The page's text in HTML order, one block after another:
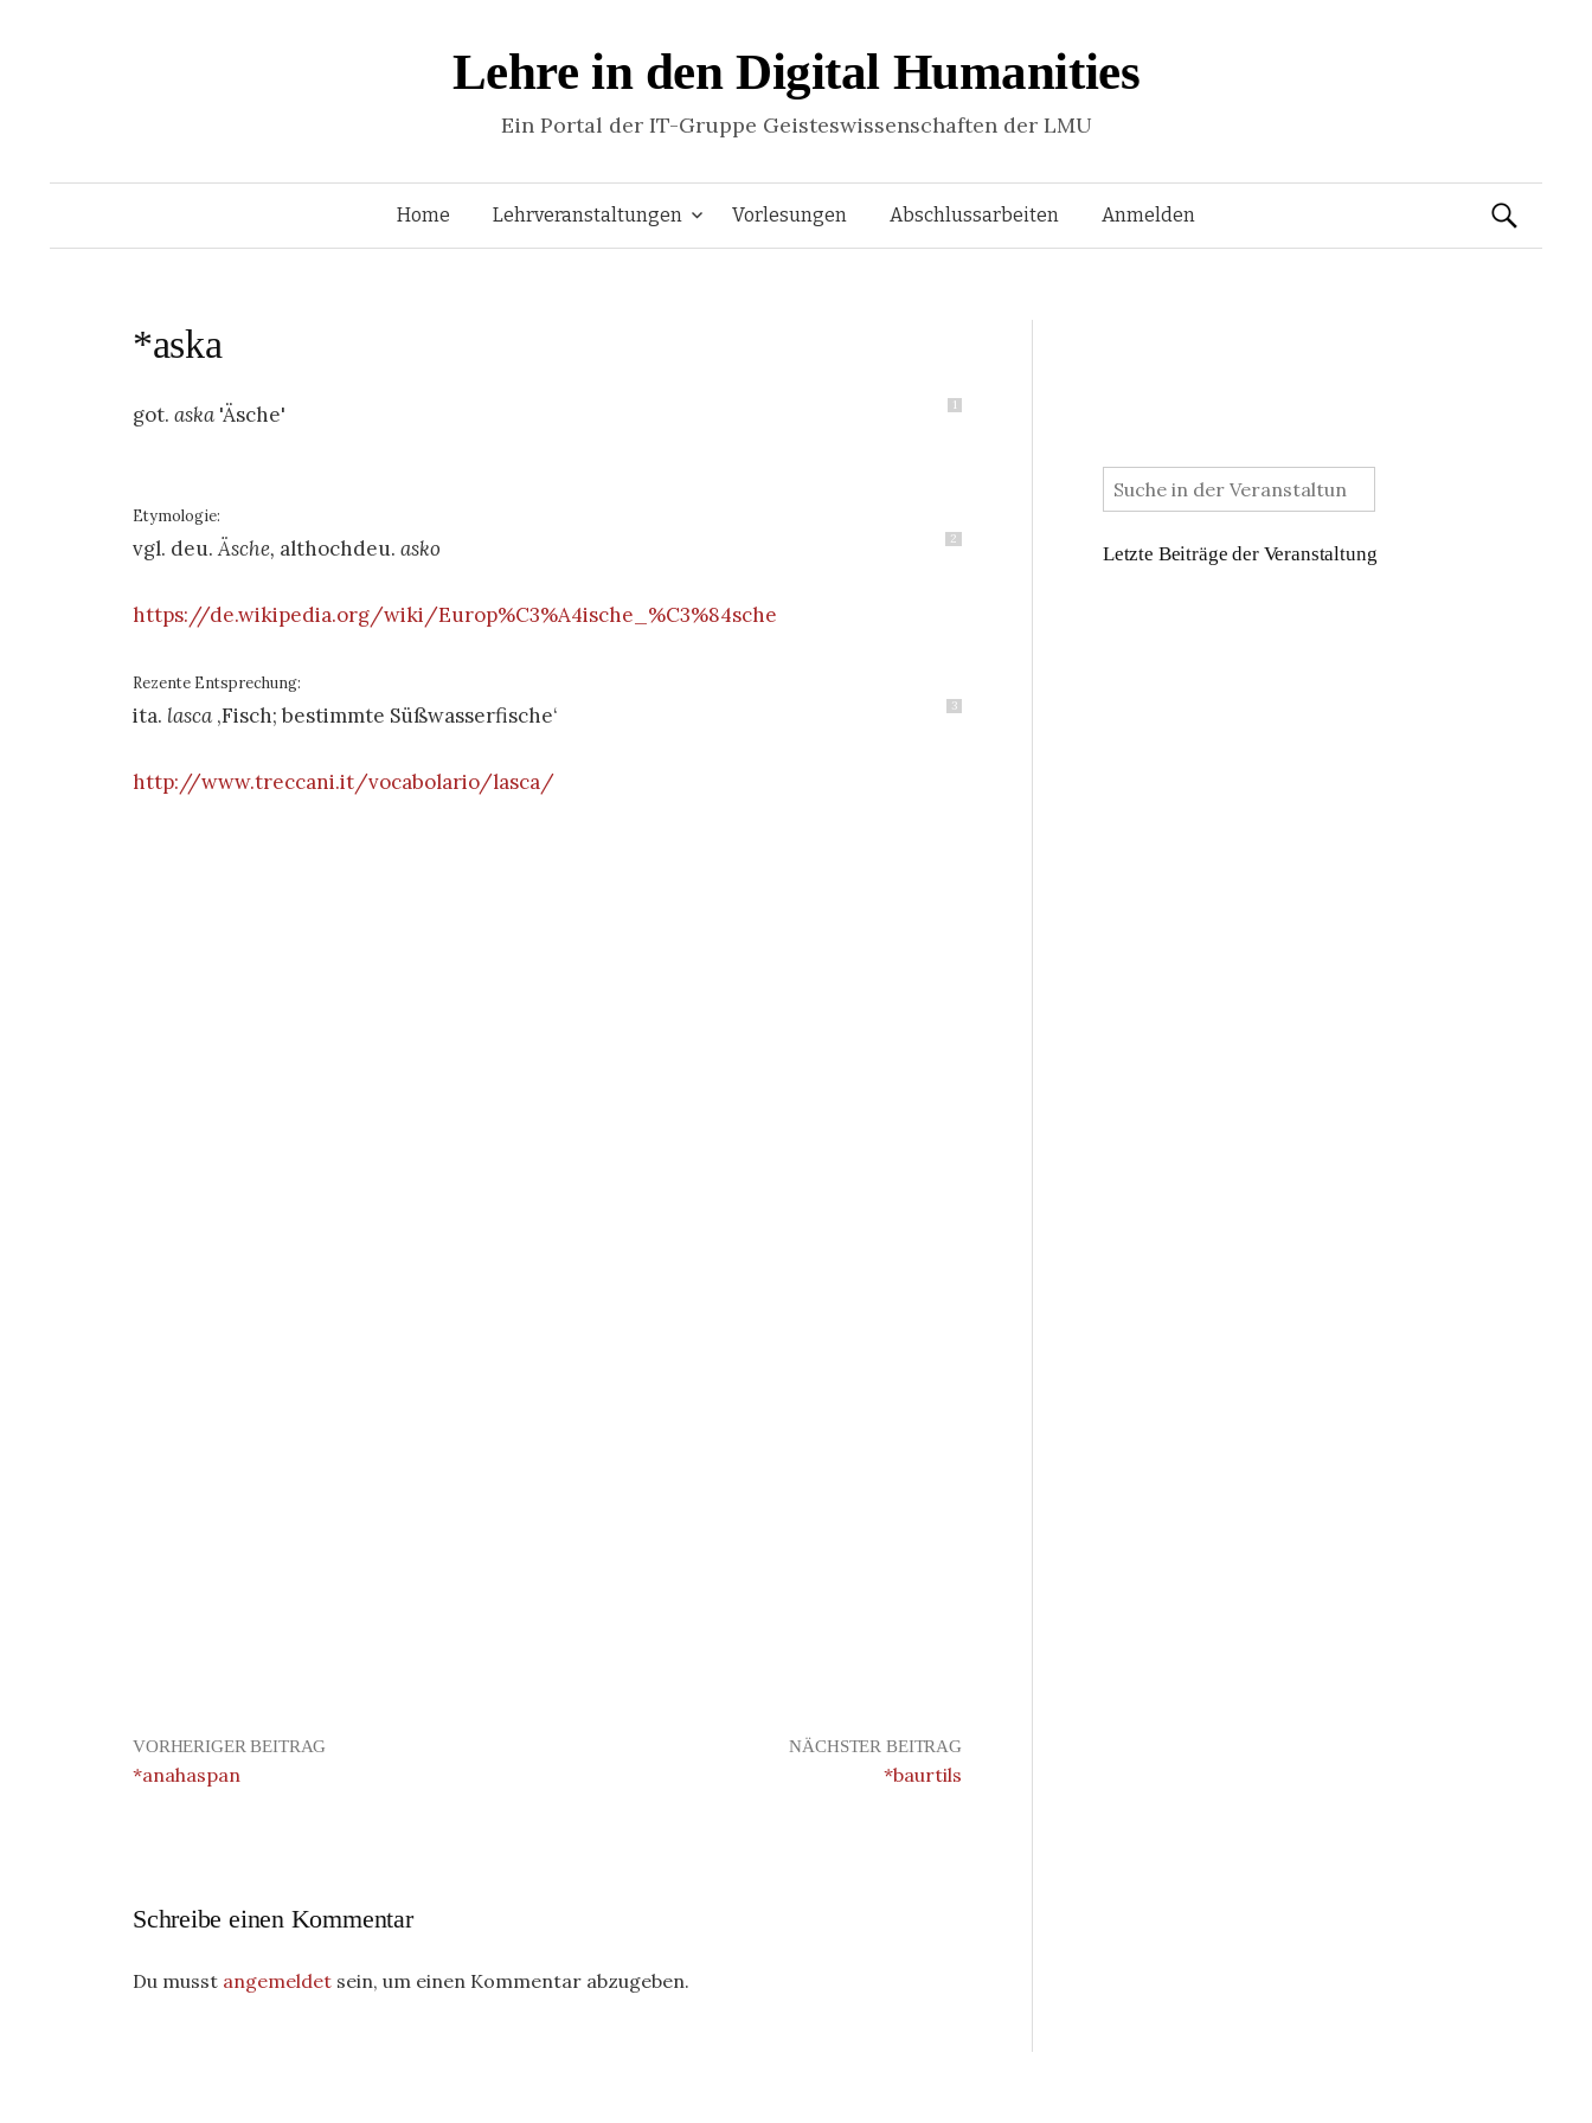
Lehre in den Digital Humanities
Ein Portal der IT-Gruppe Geisteswissenschaften der LMU
Springe
Home Lehrveranstaltungen Vorlesungen Abschlussarbeiten Anmelden Suchen
*aska
1
got. aska 'Äsche'
Etymologie:
2
vgl. deu.Äsche, althochdeu. asko
https://de.wikipedia.org/wiki/Europ%C3%A4ische_%C3%84sche
Rezente Entsprechung:
3
ita. lasca ‚Fisch; bestimmte Süßwasserfische‘
http://www.treccani.it/vocabolario/lasca/
VORHERIGER BEITRAG
*anahaspan
NÄCHSTER BEITRAG
*baurtils
Schreibe einen Kommentar
Du musst angemeldet sein, um einen Kommentar abzugeben.
:
Letzte Beiträge der Veranstaltung